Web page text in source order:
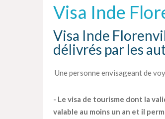
Visa Inde
Visa Inde
délivrés par les
Une personne envisageant de
- Le visa de tourisme dont la
valable au moins un an et il